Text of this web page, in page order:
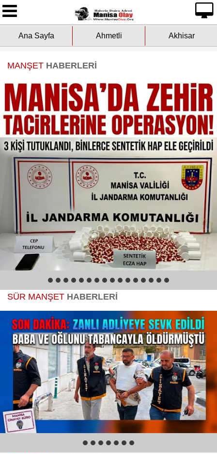
Yazarlarımız
Asayiş
Çevre
Dünya
Eğitim
Ekonomi
Genel
Kültür-Sanat
Magazin
Politika
Spor
Yerel
Foto Galeri
Video Galeri
Anketler
Ana Sayfa Ahmetli Akhisar
MANŞET HABERLERİ
1 2 3 4 5 6 7 8 9 10111213141516
SÜR MANŞET HABERLERİ
1 2 3 4 5 6 7